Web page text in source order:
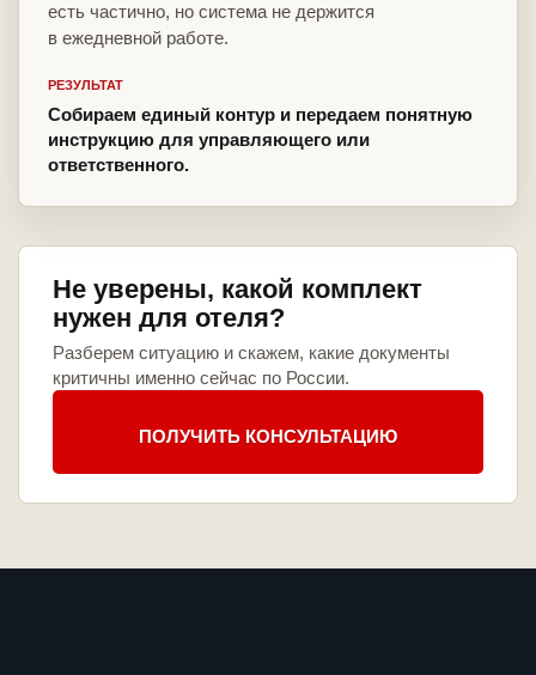
есть частично, но система не держится
в ежедневной работе.
РЕЗУЛЬТАТ
Собираем единый контур и передаем понятную
инструкцию для управляющего или
ответственного.
Не уверены, какой комплект
нужен для отеля?
Разберем ситуацию и скажем, какие документы
критичны именно сейчас по России.
ПОЛУЧИТЬ КОНСУЛЬТАЦИЮ